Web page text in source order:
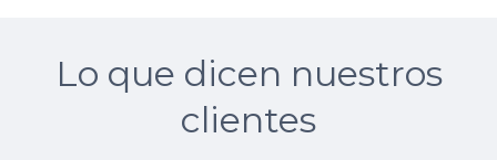
Lo que dicen nuestros
clientes